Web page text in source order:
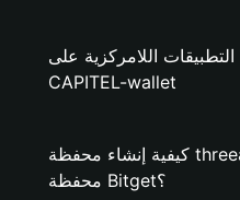
التطبيقات اللامركزية على THREE-ARROWZ-
CAPITEL-wallet
كيفية إنشاء محفظة threearrowzcapitel على
محفظة Bitget؟